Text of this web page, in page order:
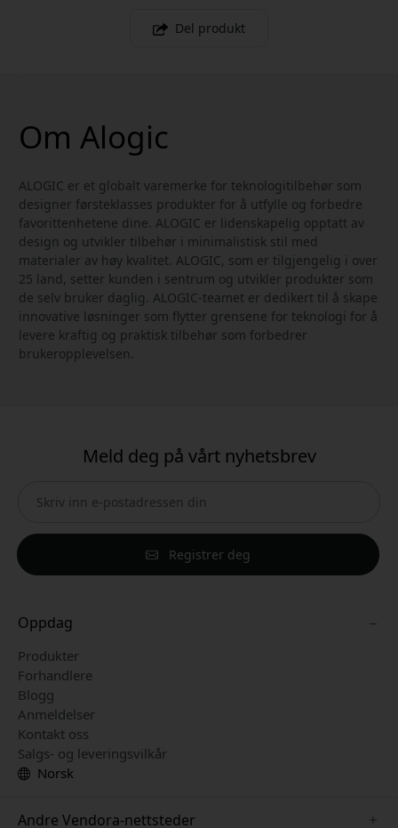
Del produkt
Om Alogic
ALOGIC er et globalt varemerke for teknologitilbehør som
designer førsteklasses produkter for å utfylle og forbedre
favorittenhetene dine. ALOGIC er lidenskapelig opptatt av
design og utvikler tilbehør i minimalistisk stil med
materialer av høy kvalitet. ALOGIC, som er tilgjengelig i over
25 land, setter kunden i sentrum og utvikler produkter som
de selv bruker daglig. ALOGIC-teamet er dedikert til å skape
innovative løsninger som flytter grensene for teknologi for å
levere kraftig og praktisk tilbehør som forbedrer
brukeropplevelsen.
Meld deg på vårt nyhetsbrev
Registrer deg
Oppdag
Produkter
Forhandlere
Blogg
Anmeldelser
Kontakt oss
Salgs- og leveringsvilkår
Norsk
Andre Vendora-nettsteder